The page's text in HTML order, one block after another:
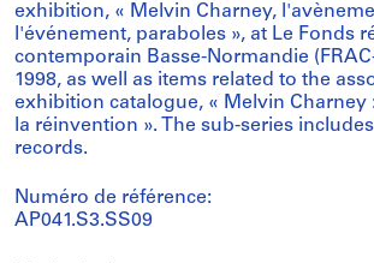
exhibition, « Melvin Charney,
l'événement, paraboles », at Le Fonds
contemporain Basse-Normandie
1998, as well as items related to the
exhibition catalogue, « Melvin Charney
la réinvention ». The sub-series
records.
Numéro de référence:
AP041.S3.SS09